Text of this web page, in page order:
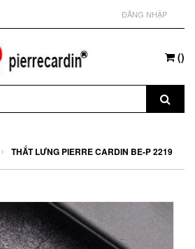
ĐĂNG NHẬP
()
THẮT LƯNG PIERRE CARDIN BE-P 2219